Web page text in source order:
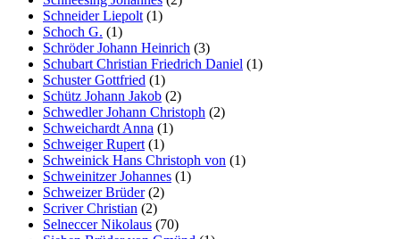
Schneider Liepolt (1)
Schoch G. (1)
Schröder Johann Heinrich (3)
Schubart Christian Friedrich Daniel (1)
Schuster Gottfried (1)
Schütz Johann Jakob (2)
Schwedler Johann Christoph (2)
Schweichardt Anna (1)
Schweiger Rupert (1)
Schweinick Hans Christoph von (1)
Schweinitzer Johannes (1)
Schweizer Brüder(2)
Scriver Christian (2)
Selneccer Nikolaus (70)